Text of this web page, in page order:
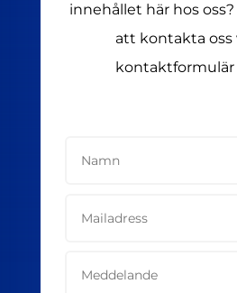
innehållet här hos
att kontakta oss
kontaktformulär